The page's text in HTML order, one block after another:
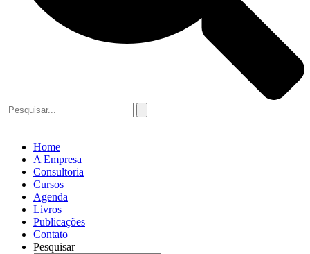
Home
A Empresa
Consultoria
Cursos
Agenda
Livros
Publicações
Contato
Pesquisar